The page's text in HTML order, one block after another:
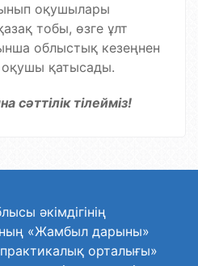
оқушылары
тобы, өзге ұлт
облыстық кезеңнен
оқушы қатысады.
тілейміз!
әкімдігінің
«Жамбыл дарыны»
орталығы»